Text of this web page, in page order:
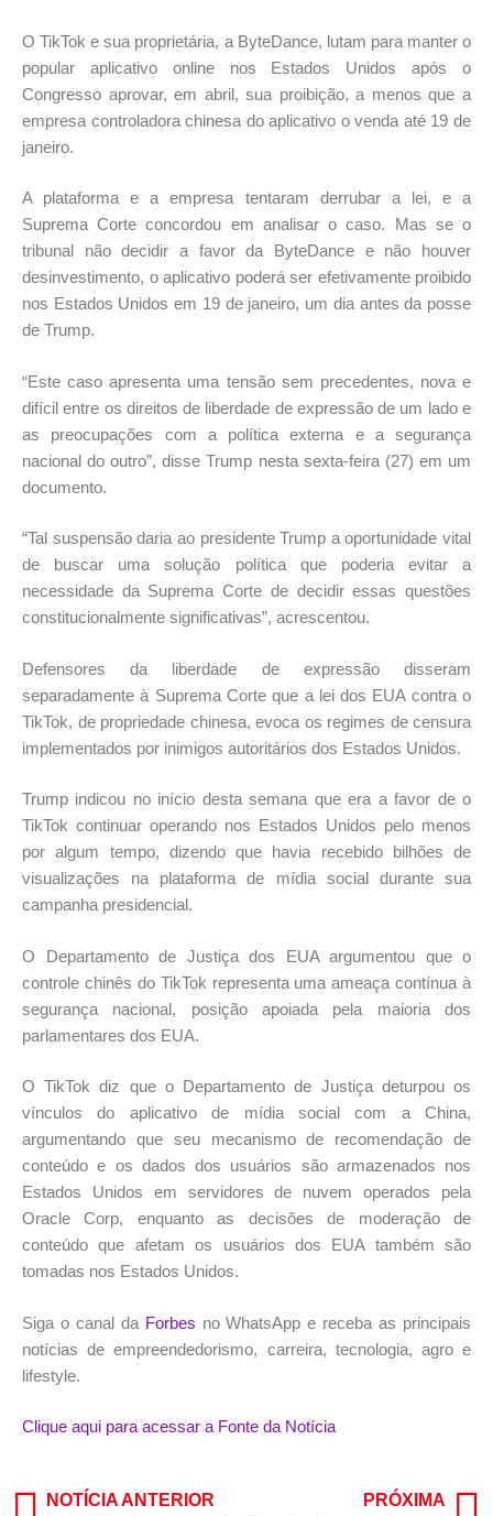
O TikTok e sua proprietária, a ByteDance, lutam para manter o
popular aplicativo online nos Estados Unidos após o
Congresso aprovar, em abril, sua proibição, a menos que a
empresa controladora chinesa do aplicativo o venda até 19 de
janeiro.
A plataforma e a empresa tentaram derrubar a lei, e a
Suprema Corte concordou em analisar o caso. Mas se o
tribunal não decidir a favor da ByteDance e não houver
desinvestimento, o aplicativo poderá ser efetivamente proibido
nos Estados Unidos em 19 de janeiro, um dia antes da posse
de Trump.
“Este caso apresenta uma tensão sem precedentes, nova e
difícil entre os direitos de liberdade de expressão de um lado e
as preocupações com a política externa e a segurança
nacional do outro”, disse Trump nesta sexta-feira (27) em um
documento.
“Tal suspensão daria ao presidente Trump a oportunidade vital
de buscar uma solução política que poderia evitar a
necessidade da Suprema Corte de decidir essas questões
constitucionalmente significativas”, acrescentou.
Defensores da liberdade de expressão disseram
separadamente à Suprema Corte que a lei dos EUA contra o
TikTok, de propriedade chinesa, evoca os regimes de censura
implementados por inimigos autoritários dos Estados Unidos.
Trump indicou no início desta semana que era a favor de o
TikTok continuar operando nos Estados Unidos pelo menos
por algum tempo, dizendo que havia recebido bilhões de
visualizações na plataforma de mídia social durante sua
campanha presidencial.
O Departamento de Justiça dos EUA argumentou que o
controle chinês do TikTok representa uma ameaça contínua à
segurança nacional, posição apoiada pela maioria dos
parlamentares dos EUA.
O TikTok diz que o Departamento de Justiça deturpou os
vínculos do aplicativo de mídia social com a China,
argumentando que seu mecanismo de recomendação de
conteúdo e os dados dos usuários são armazenados nos
Estados Unidos em servidores de nuvem operados pela
Oracle Corp, enquanto as decisões de moderação de
conteúdo que afetam os usuários dos EUA também são
tomadas nos Estados Unidos.
Siga o canal da Forbes no WhatsApp e receba as principais
notícias de empreendedorismo, carreira, tecnologia, agro e
lifestyle.
Clique aqui para acessar a Fonte da Notícia
NOTÍCIA ANTERIOR PRÓXIMA